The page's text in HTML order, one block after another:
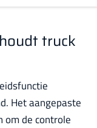
truck
Het aangepaste
om de controle